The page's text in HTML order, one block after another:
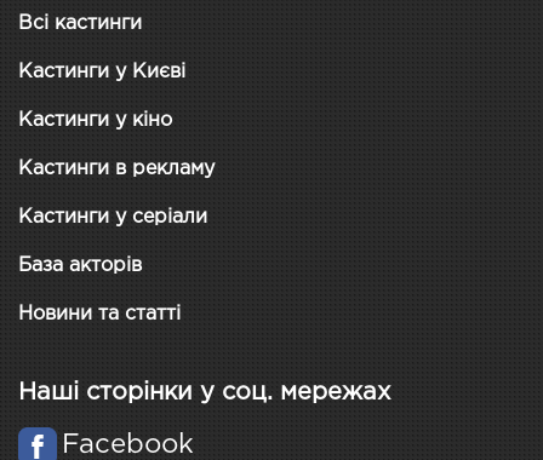
Всі кастинги
Кастинги у Києві
Кастинги у кіно
Кастинги в рекламу
Кастинги у серіали
База акторів
Новини та статті
Наші сторінки у соц. мережах
Facebook